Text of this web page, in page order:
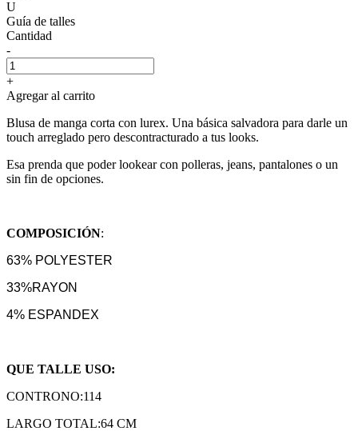
U
Guía de talles
Cantidad
-
+
Agregar al carrito
Blusa de manga corta con lurex. Una básica salvadora para darle un
touch arreglado pero descontracturado a tus looks.
Esa prenda que poder lookear con polleras, jeans, pantalones o un
sin fin de opciones.
COMPOSICIÓN:
63% POLYESTER
33%RAYON
4% ESPANDEX
QUE TALLE USO:
CONTRONO:114
LARGO TOTAL:64 CM